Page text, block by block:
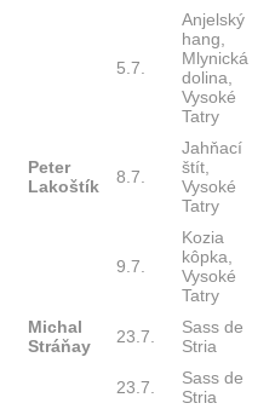
5.7.
Anjelský
hang,
Mlynická
dolina,
Vysoké
Tatry
Peter
Lakoštík
8.7.
Jahňací
štít,
Vysoké
Tatry
9.7.
Kozia
kôpka,
Vysoké
Tatry
Michal
Stráňay
23.7.
Sass de
Stria
23.7.
Sass de
Stria